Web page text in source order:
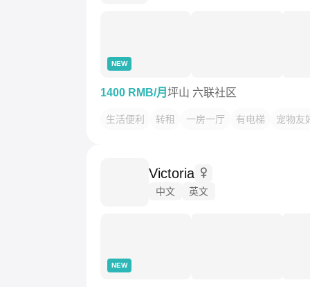
NEW
1400 RMB/月 坪山 六联社区
生活便利 转租 一房一厅 有电梯 宠物友
Victoria
中文 英文
NEW